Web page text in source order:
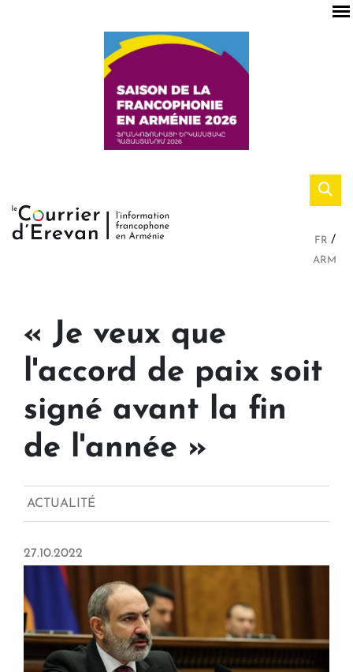
FR
ARM
« Je veux que
l'accord de paix soit
signé avant la fin
de l'année »
ACTUALITÉ
27.10.2022